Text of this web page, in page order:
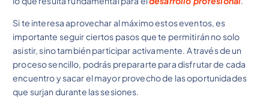
Si te interesa aprovechar al máximo estos eventos, es
importante seguir ciertos pasos que te permitirán no solo
asistir, sino también participar activamente. A través de un
proceso sencillo, podrás prepararte para disfrutar de cada
encuentro y sacar el mayor provecho de las oportunidades
que surjan durante las sesiones.